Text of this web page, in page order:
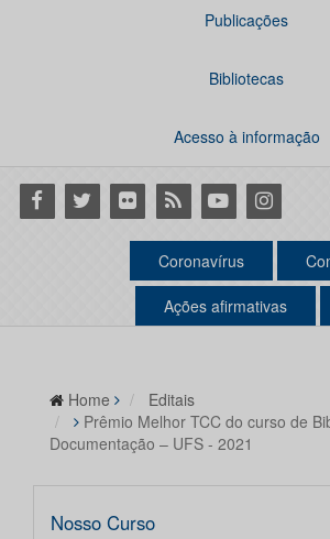
Publicações
Bibliotecas
Acesso à informação
Facebook
Twitter Flickr RSS YoutubeInstagram
Coronavírus
Ações afirmativas
Home
Editais
Prêmio Melhor TCC do curso de
Documentação – UFS - 2021
Nosso Curso